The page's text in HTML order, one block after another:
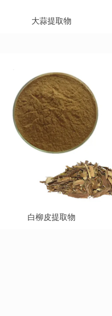
大蒜提取物
白柳皮提取物